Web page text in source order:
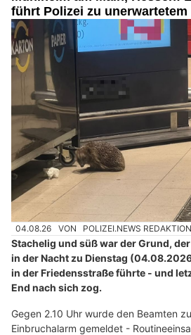
führt Polizei zu
04.08.26 VON POLIZEI.NEWS REDAKTION
Stachelig und süß war der Grund,
in der Nacht zu Dienstag
in der Friedensstraße führte - und
End nach sich zog.
Gegen 2.10 Uhr wurde den Beamten
Einbruchalarm gemeldet -